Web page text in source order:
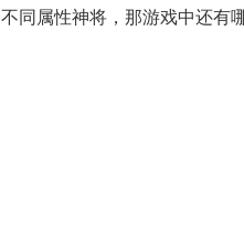
同属性神将，那游戏中还有